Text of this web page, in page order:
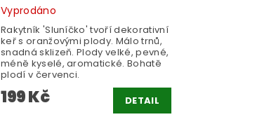
Vyprodáno
Rakytník 'Sluníčko' tvoří dekorativní
keř s oranžovými plody. Málo trnů,
snadná sklizeň. Plody velké, pevné,
méně kyselé, aromatické. Bohatě
plodí v červenci.
199 Kč DETAIL